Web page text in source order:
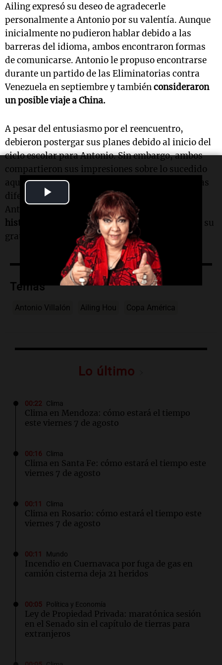
Video
Ailing expresó su deseo de agradecerle
personalmente a Antonio por su valentía. Aunque
inicialmente no pudieron hablar debido a las
barreras del idioma, ambos encontraron formas
de comunicarse. Antonio le propuso encontrarse
durante un partido de las Eliminatorias contra
Venezuela en septiembre y tambiénconsideraron
un posible viaje a China.
A pesar del entusiasmo por el reencuentro,
debieron postergar sus planes debido al inicio del
ciclo escolar para Antonio. Sin embargo, ambos
compartieron sus impresiones sobre lo sucedido
aquella noche en Miami y reflexionaron sobre las
diferencias culturales que existían entre ellos.
Antonio reconoció que Ailingno buscaba una
historia romántica,sino simplemente expresar su
gratitud.
Temas
Antonio Villalón Ailing Hou Copa América
Lo último
00:22 Clima
Clima en Mendoza: cómo estará el tiempo
este viernes 7 de agosto
00:16 Clima
Clima en Santa Fe: cómo estará el tiempo este
viernes 7 de agosto
00:11 Clima
Clima en Rosario: cómo estará el tiempo este
viernes 7 de agosto
00:11 Mundo
Incendio en Cuernavaca por fuga de gas en
camión cisterna deja 21 heridos
00:05 Política y Economía
Ley de Propiedad Privada: maratónica sesión
en el Senado sin el capítulo de tierras para
extranjeros